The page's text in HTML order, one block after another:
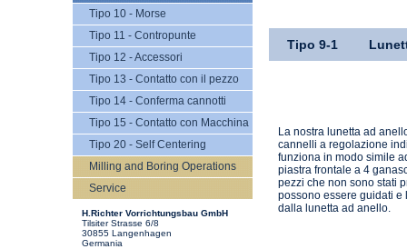
Tipo 10 - Morse
Tipo 11 - Contropunte
Tipo 12 - Accessori
Tipo 13 - Contatto con il pezzo
Tipo 14 - Conferma cannotti
Tipo 15 - Contatto con Macchina
Tipo 20 - Self Centering
Milling and Boring Operations
Service
H.Richter Vorrichtungsbau GmbH
Tilsiter Strasse 6/8
30855 Langenhagen
Germania
Tipo 9-1
La nostra lunetta ad
cannelli a regolazione
funziona in modo simile
piastra frontale a 4
pezzi che non sono stati
possono essere guidati e
dalla lunetta ad anello.